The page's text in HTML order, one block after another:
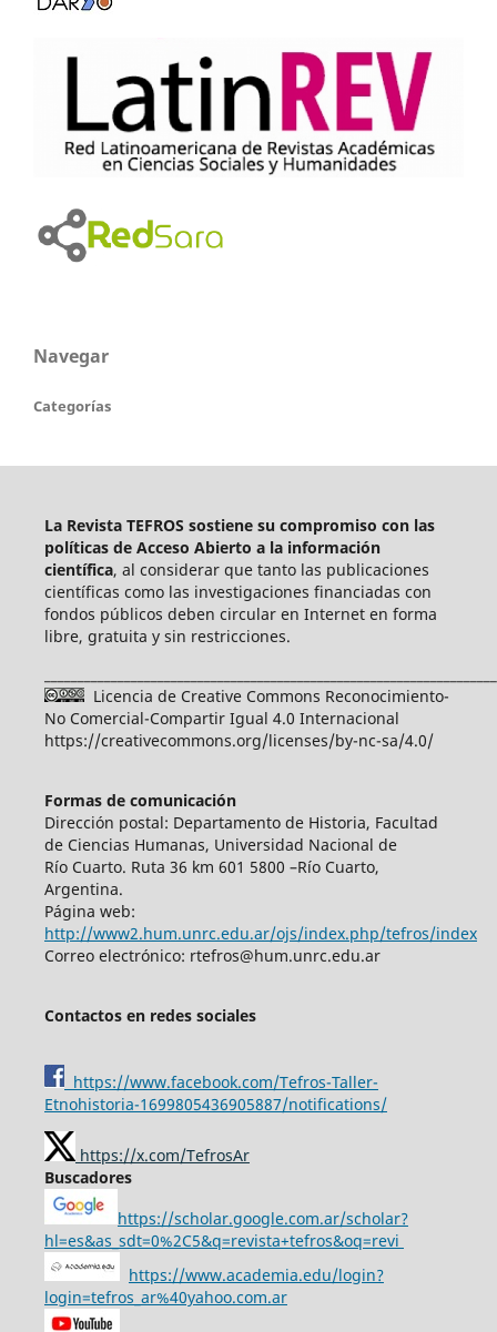
Navegar
Categorías
La Revista TEFROS sostiene su compromiso con las
políticas de Acceso Abierto a la información
científica, al considerar que tanto las publicaciones
científicas como las investigaciones financiadas con
fondos públicos deben circular en Internet en forma
libre, gratuita y sin restricciones.
Licencia de Creative Commons Reconocimiento-
No Comercial-Compartir Igual 4.0 Internacional
https://creativecommons.org/licenses/by-nc-sa/4.0/
Formas de comunicación
Dirección postal: Departamento de Historia, Facultad
de Ciencias Humanas, Universidad Nacional de
Río Cuarto. Ruta 36 km 601 5800 –Río Cuarto,
Argentina.
Página web:
http://www2.hum.unrc.edu.ar/ojs/index.php/tefros/index
Correo electrónico: rtefros@hum.unrc.edu.ar
Contactos en redes sociales
https://www.facebook.com/Tefros-Taller-
Etnohistoria-1699805436905887/notifications/
https://x.com/TefrosAr
Buscadores
https://scholar.google.com.ar/scholar?
hl=es&as_sdt=0%2C5&q=revista+tefros&oq=revi
https://www.academia.edu/login?
login=tefros_ar%40yahoo.com.ar